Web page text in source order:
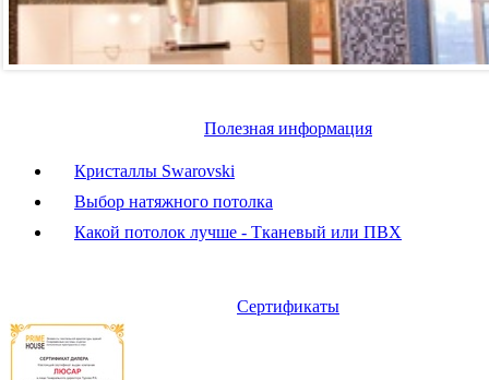
Полезная информация
Кристаллы Swarovski
Выбор натяжного потолка
Какой потолок лучше - Тканевый или ПВХ
Сертификаты